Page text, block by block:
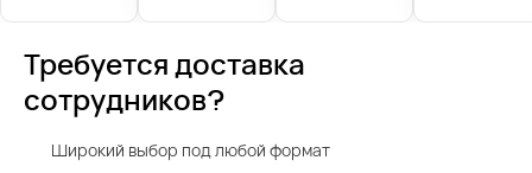
Требуется доставка
сотрудников?
Широкий выбор под любой формат